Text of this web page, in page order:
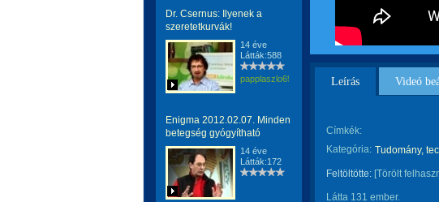
Dr. Csernus: Ilyenek a
szeretetkurvák!
14 éve
Látták:588
papplaszlo69
Enigma 2012.02.07. Minden
betegség gyógyítható
14 éve
Látták:172
Leírás Videó
Címkék:
Kategória: Tudomány,
Feltöltötte: [Törölt
Látta 131 ember.